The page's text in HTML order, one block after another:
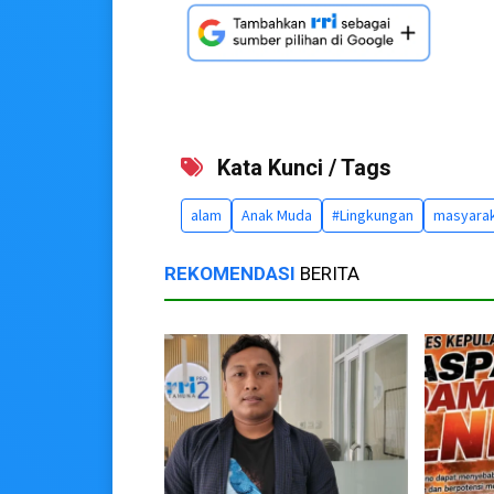
Kata Kunci / Tags
alam Anak Muda #Lingkungan
REKOMENDASI BERITA